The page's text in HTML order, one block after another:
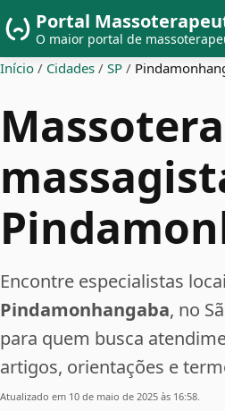
Portal
O maior portal de
Início / Cidades / SP /
Encontre especialistas
Pindamonhangaba, no
para quem busca
artigos, orientações e
Atualizado em 10 de maio de 2025 às 16:58.